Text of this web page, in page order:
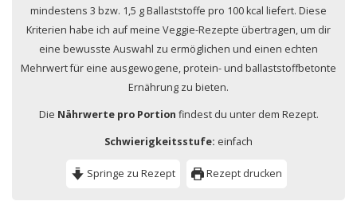
mindestens 3 bzw. 1,5 g Ballaststoffe pro 100 kcal liefert. Diese
Kriterien habe ich auf meine Veggie-Rezepte übertragen, um dir
eine bewusste Auswahl zu ermöglichen und einen echten
Mehrwert für eine ausgewogene, protein- und ballaststoffbetonte
Ernährung zu bieten.
Die Nährwerte pro Portion findest du unter dem Rezept.
Schwierigkeitsstufe: einfach
Springe zu Rezept Rezept drucken